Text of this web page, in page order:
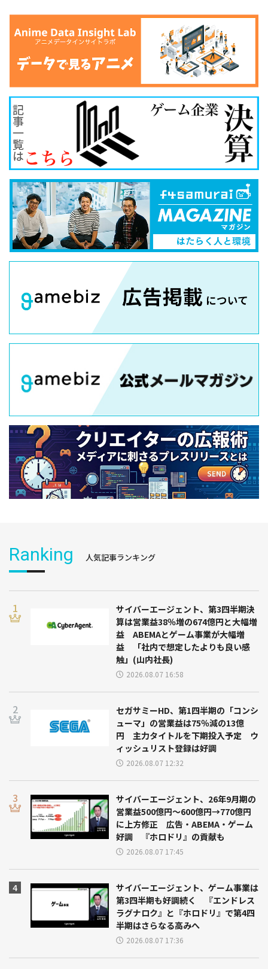
Ranking 人気記事ランキング
サイバーエージェント、第3四半期決
算は営業益38％増の674億円と大幅増
益 ABEMAとゲーム事業が大幅増
益 「社内で想定したよりも良い感
触」(山内社長)
2026.08.07 16:58
セガサミーHD、第1四半期の「コンシ
ューマ」の営業益は75％減の13億
円 主力タイトルを下期投入予定 ウ
ィッシュリスト登録は好調
2026.08.07 12:32
サイバーエージェント、26年9月期の
営業益500億円～600億円→770億円
に上方修正 広告・ABEMA・ゲーム
好調 『ホロドリ』の貢献も
2026.08.07 17:45
サイバーエージェント、ゲーム事業は
第3四半期も好調続く 『エンドレス
ラグナロク』と『ホロドリ』で第4四
半期はさらなる高みへ
2026.08.07 17:36